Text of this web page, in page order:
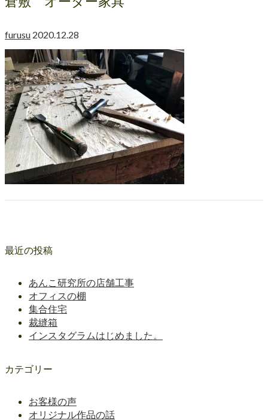
furusu 2020.12.28
最近の投稿
あんこ研究所の店舗工事
オフィスの棚
集合住宅
裁縫箱
インスタグラムはじめました。
カテゴリー
お客様の声
オリジナル作品の話